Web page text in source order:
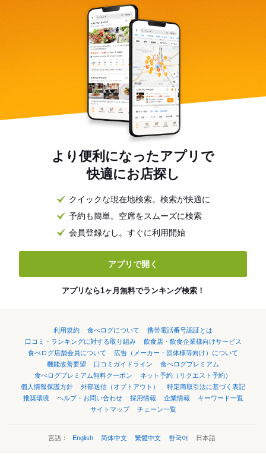
より便利になったアプリで
快適にお店探し
クイックな現在地検索。検索が快適に
予約も簡単。空席をスムーズに検索
会員登録なし。すぐに利用開始
アプリで開く
アプリなら1ヶ月無料でランキング検索！
利用規約 食べログについて
携帯電話番号認証とは
口コミ・ランキングに対する取り組み
飲食店・飲食企業様向けサービス
食べログ店舗会員について
広告（メーカー・団体様等向け）について
機能改善要望
口コミガイドライン
食べログプレミアム
食べログプレミアム無料クーポン
ネット予約（リクエスト予約）
個人情報保護方針
外部送信（オプトアウト）
特定商取引法に基づく表記
推奨環境
ヘルプ・お問い合わせ 採用情報 企業情報
キーワード一覧
サイトマップ
チェーン一覧
言語： English 简体中文 繁體中文 한국어 日本語